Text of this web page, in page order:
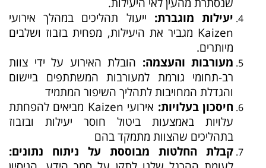
יעילות מוגברת: ייעול תהליכים במהלך אירועי
Kaizen מגביר את היעילות, מפחית בזבוז ושלבים
מיותרים.
מעורבות והעצמה: הובלת האירוע על ידי צוות
רב-תחומי גורמת למעורבות המשתתפים ביישום
והגדלת המחויבות לתהליך השיפור המתמיד
חיסכון בעלויות:
אירועי Kaizen מביאים להפחתת
עלויות באמצעות ביטול חוסר יעילות ובזבוז
בתהליכים שהצוות מתמקד בהם
קבלת החלטות מבוססת על ניתוח נתונים: